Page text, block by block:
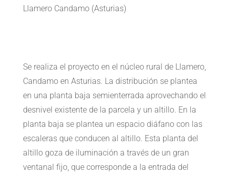
Llamero Candamo (Asturias)
Se realiza el proyecto en el núcleo rural de Llamero,
Candamo en Asturias. La distribución se plantea
en una planta baja semienterrada aprovechando el
desnivel existente de la parcela y un altillo. En la
planta baja se plantea un espacio diáfano con las
escaleras que conducen al altillo. Esta planta del
altillo goza de iluminación a través de un gran
ventanal fijo, que corresponde a la entrada del